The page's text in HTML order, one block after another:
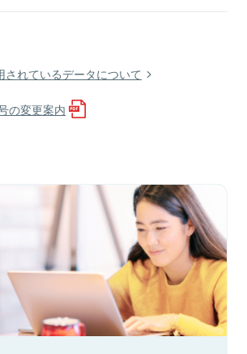
れているデータについて
の変更案内